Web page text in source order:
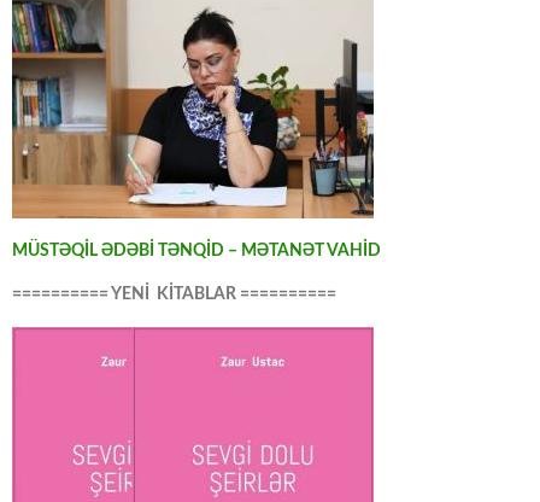
MÜSTƏQİL ƏDƏBİ TƏNQİD – MƏTANƏT VAHİD
========== YENİ KİTABLAR ==========